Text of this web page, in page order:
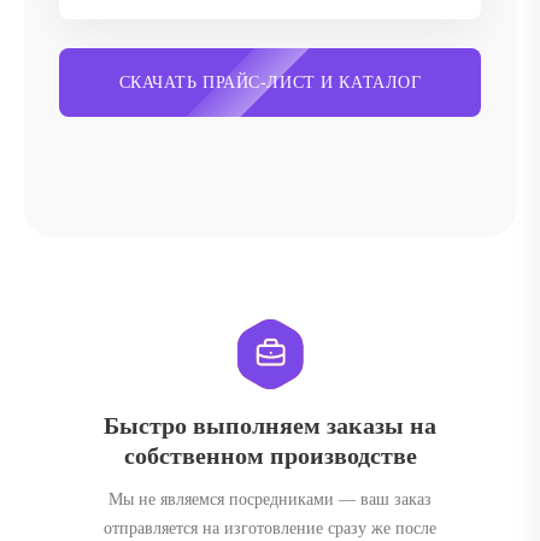
СКАЧАТЬ ПРАЙС-ЛИСТ И КАТАЛОГ
Быстро выполняем заказы на
собственном производстве
Мы не являемся посредниками — ваш заказ
отправляется на изготовление сразу же после